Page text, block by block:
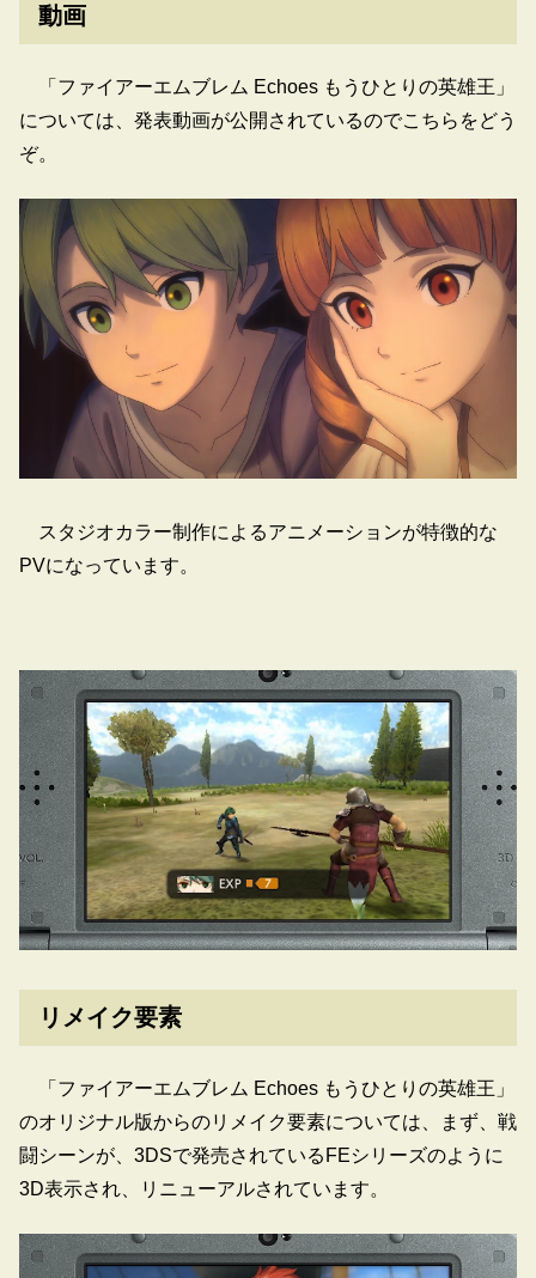
動画
「ファイアーエムブレム Echoes もうひとりの英雄王」
については、発表動画が公開されているのでこちらをどう
ぞ。
スタジオカラー制作によるアニメーションが特徴的な
PVになっています。
リメイク要素
「ファイアーエムブレム Echoes もうひとりの英雄王」
のオリジナル版からのリメイク要素については、まず、戦
闘シーンが、3DSで発売されているFEシリーズのように
3D表示され、リニューアルされています。